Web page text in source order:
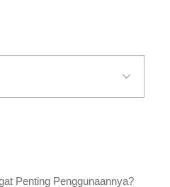
Penting Penggunaannya?